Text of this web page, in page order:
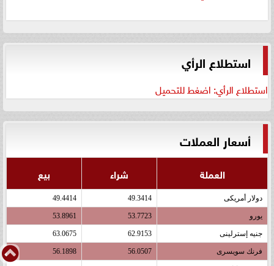
استطلاع الرأي
استطلاع الرأي: اضغط للتحميل
أسعار العملات
العملة شراء بيع
دولار أمريكى 49.3414
49.4414
يورو 53.7723
53.8961
جنيه إسترلينى 62.9153
63.0675
فرنك سويسرى 56.0507
56.1898